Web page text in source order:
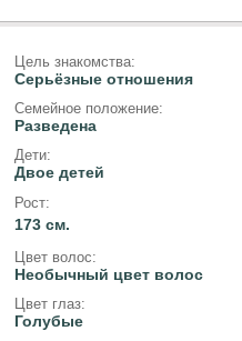
Цель знакомства:
Серьёзные отношения
Семейное положение:
Разведена
Дети:
Двое детей
Рост:
173 см.
Цвет волос:
Необычный цвет волос
Цвет глаз:
Голубые